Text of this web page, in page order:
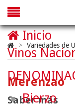
> Variedades de
Merenzao
Saber más
Inicio
Vinos
Bierzo